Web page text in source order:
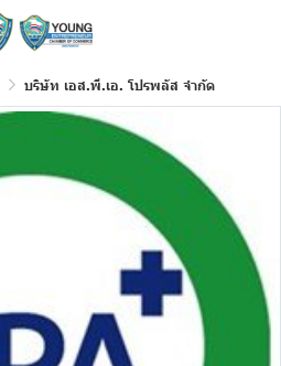
บริษัท เอส.พี.เอ. โปรพลัส จำกัด